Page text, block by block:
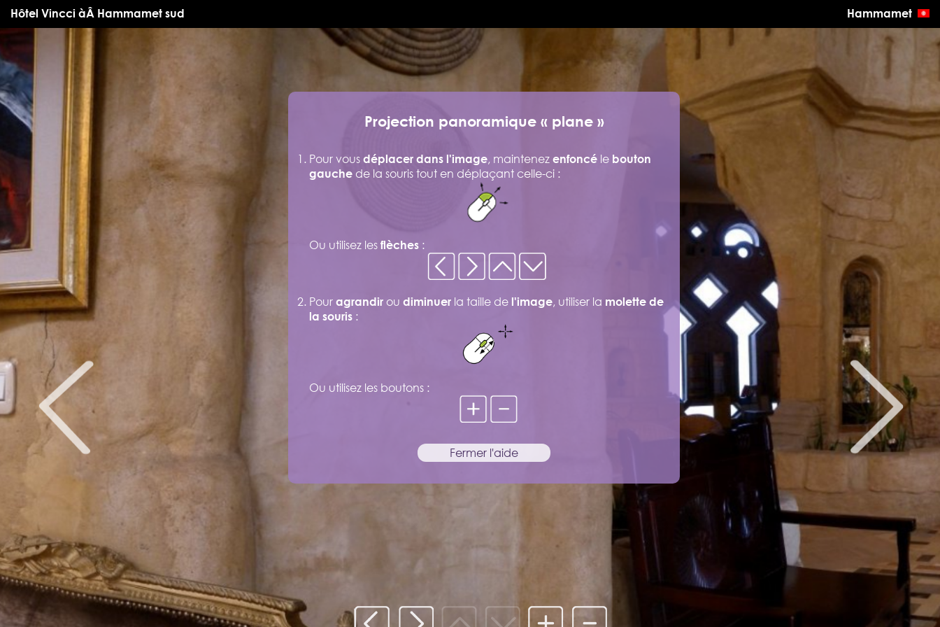
Hôtel Vincci àÂ Hammamet sud Hammamet